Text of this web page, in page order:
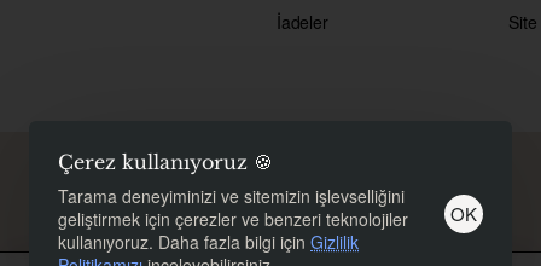
Çerez kullanıyoruz 🍪
Tarama deneyiminizi ve sitemizin işlevselliğini
geliştirmek için çerezler ve benzeri teknolojiler
kullanıyoruz. Daha fazla bilgi için Gizlilik
OK
İadeler
Site
Copyright © 2026, Bioherbal, Tüm hakları saklıdır.